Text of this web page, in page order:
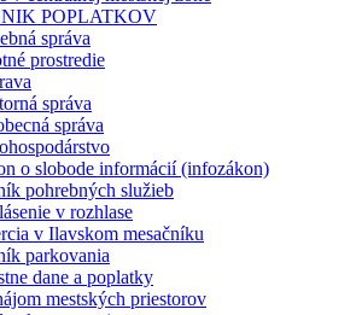
POPLATKOV
správa
prostredie
správa
správa
o slobode informácií (infozákon)
pohrebných služieb
v rozhlase
v Ilavskom mesačníku
parkovania
dane a poplatky
mestských priestorov